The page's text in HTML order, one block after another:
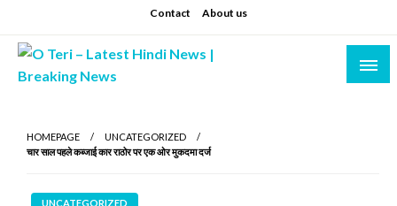
to
content
Contact About us
HOMEPAGE
UNCATEGORIZED
चार साल पहले कब्जाई कार राठोर पर एक ओर मुकदमा दर्ज
UNCATEGORIZED